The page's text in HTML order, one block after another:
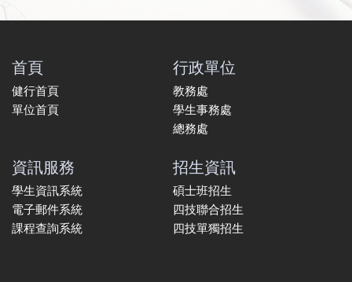
首頁
健行首頁
單位首頁
行政單位
教務處
學生事務處
總務處
資訊服務
學生資訊系統
電子郵件系統
課程查詢系統
招生資訊
碩士班招生
四技聯合招生
四技單獨招生